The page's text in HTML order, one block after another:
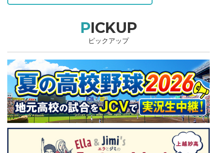
PICKUP
ピックアップ